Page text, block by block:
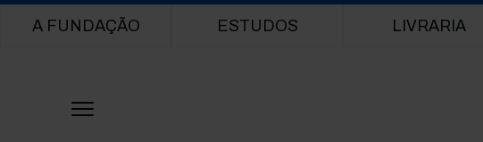
Main navigation
A FUNDAÇÃO ESTUDOS LIVRARIA